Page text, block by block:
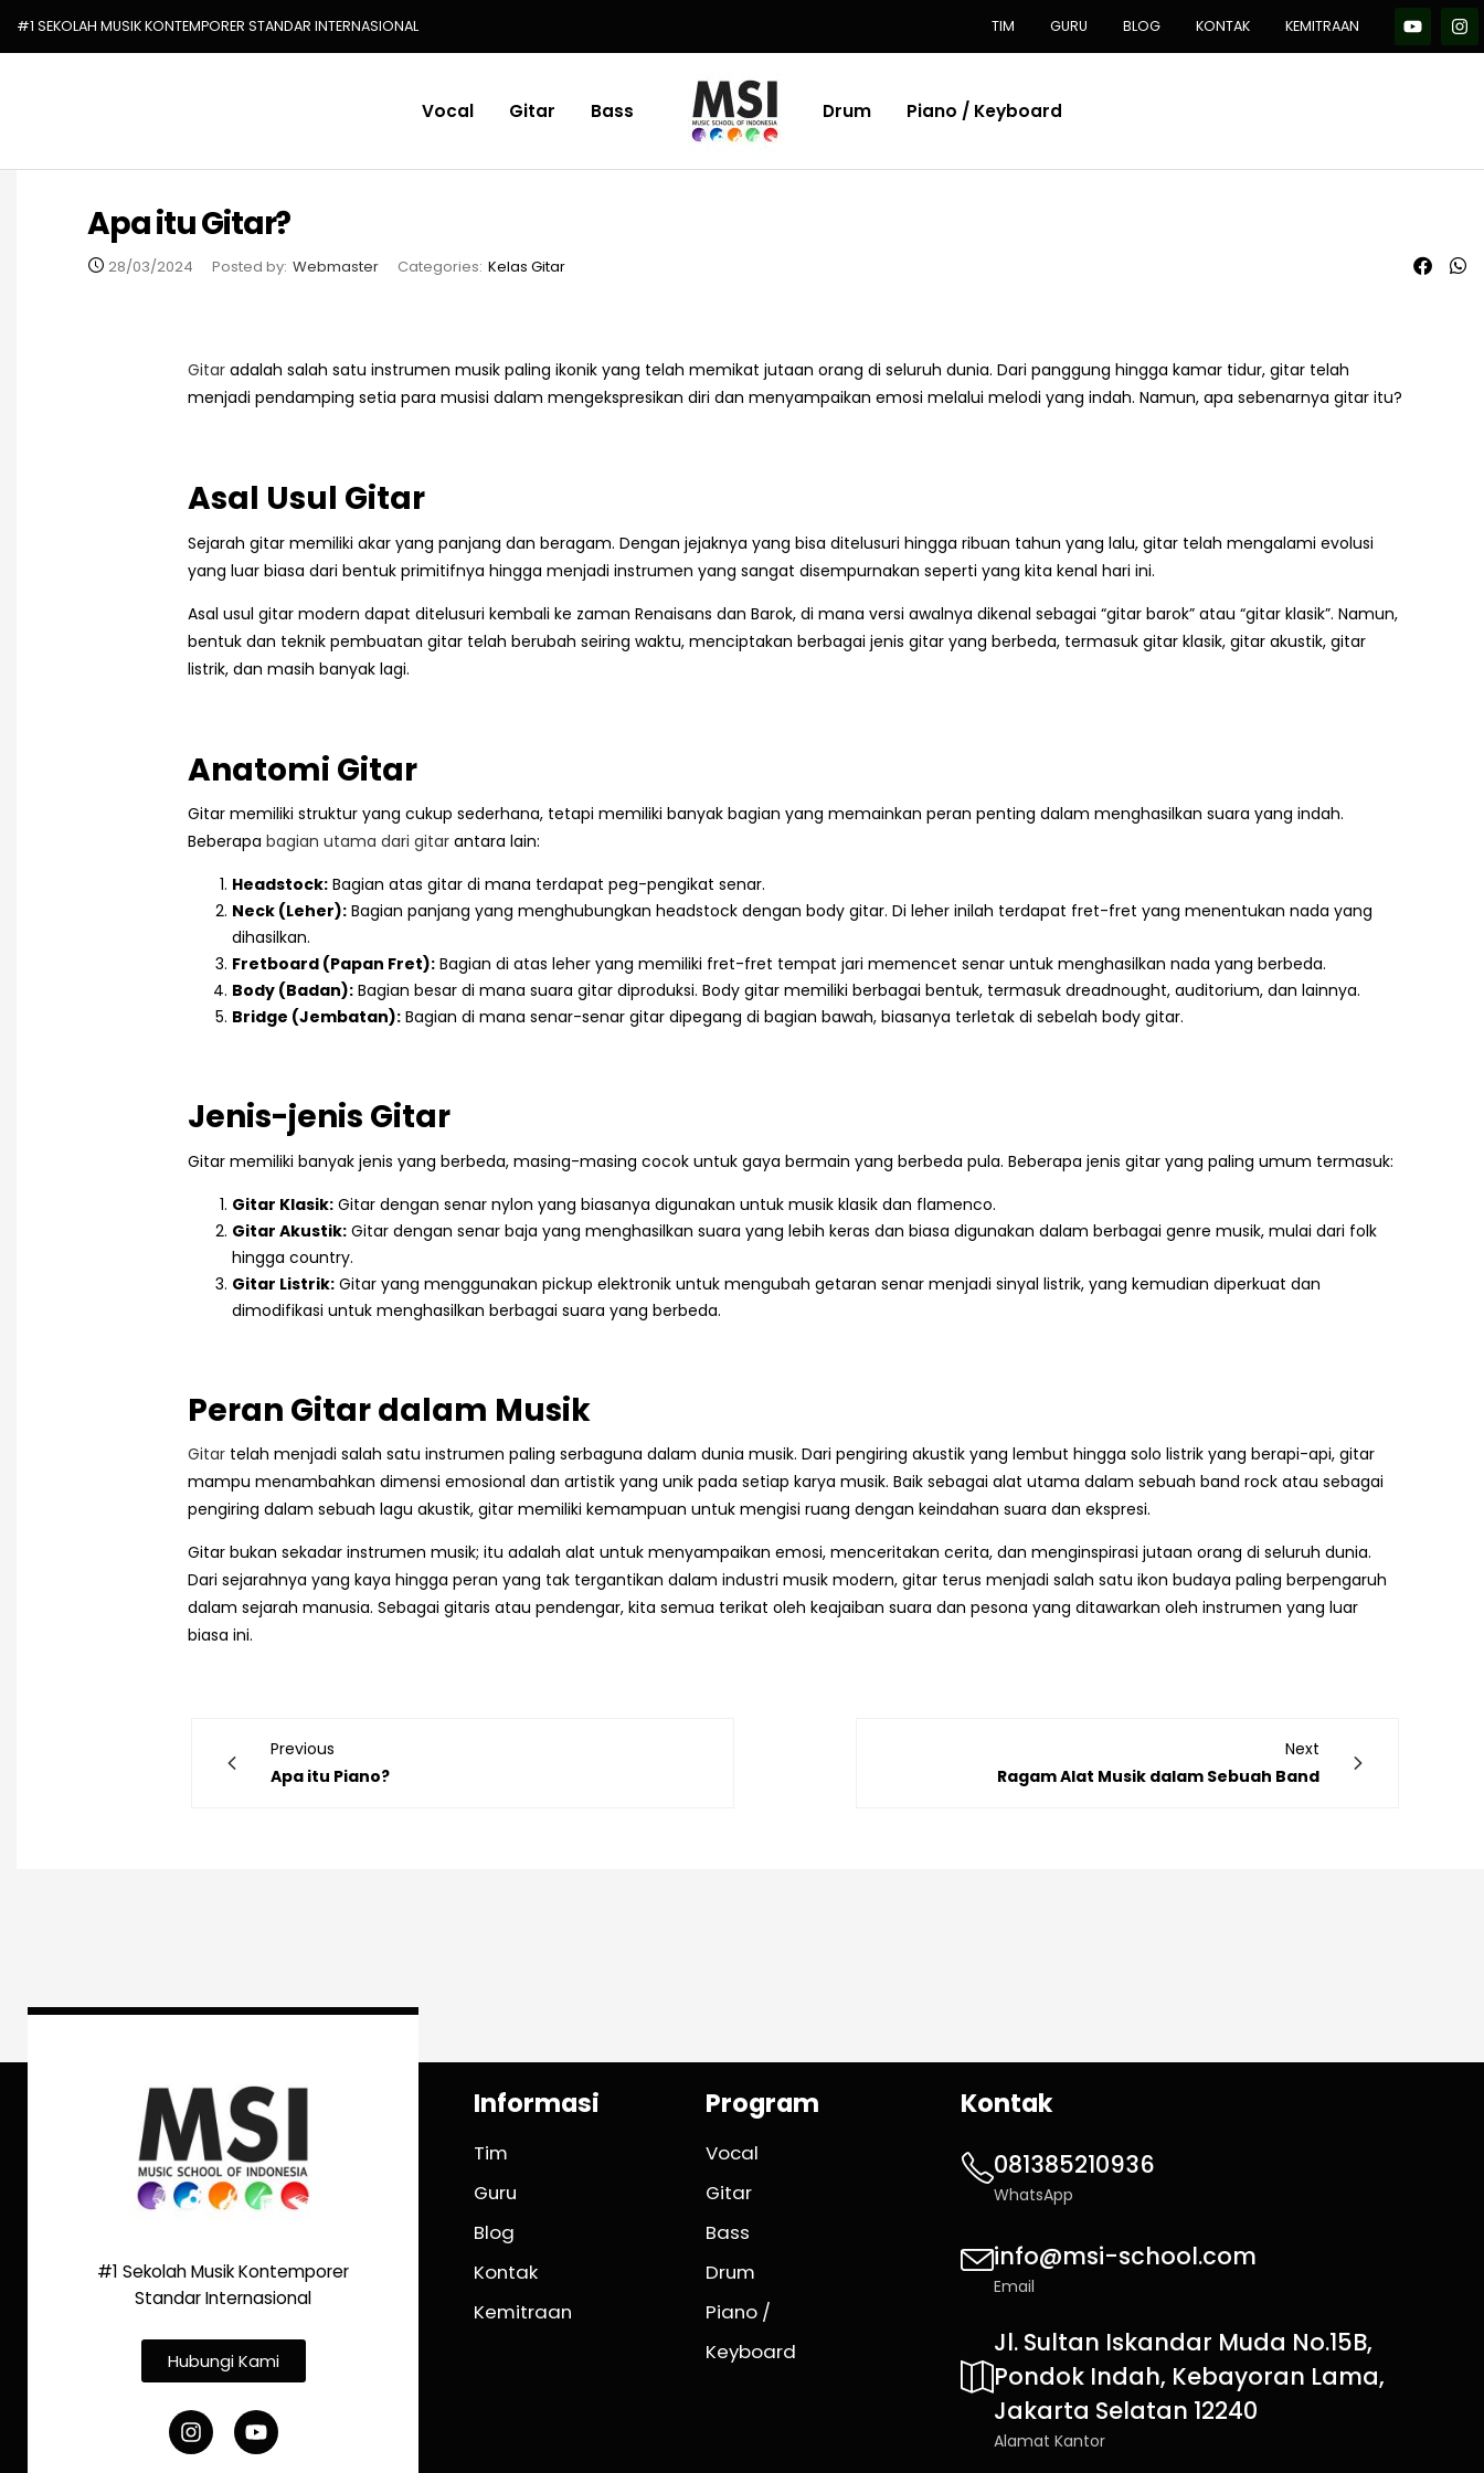
#1 SEKOLAH MUSIK KONTEMPORER STANDAR INTERNASIONAL TIM GURU BLOG KONTAK KEMITRAAN
Vocal Gitar Bass Drum Piano / Keyboard
Apa itu Gitar?
28/03/2024 Posted by: Webmaster Categories: Kelas Gitar
Gitar adalah salah satu instrumen musik paling ikonik yang telah memikat jutaan orang di seluruh dunia. Dari panggung hingga kamar tidur, gitar telah
menjadi pendamping setia para musisi dalam mengekspresikan diri dan menyampaikan emosi melalui melodi yang indah. Namun, apa sebenarnya gitar itu?
Asal Usul Gitar
Sejarah gitar memiliki akar yang panjang dan beragam. Dengan jejaknya yang bisa ditelusuri hingga ribuan tahun yang lalu, gitar telah mengalami evolusi
yang luar biasa dari bentuk primitifnya hingga menjadi instrumen yang sangat disempurnakan seperti yang kita kenal hari ini.
Asal usul gitar modern dapat ditelusuri kembali ke zaman Renaisans dan Barok, di mana versi awalnya dikenal sebagai “gitar barok” atau “gitar klasik”. Namun,
bentuk dan teknik pembuatan gitar telah berubah seiring waktu, menciptakan berbagai jenis gitar yang berbeda, termasuk gitar klasik, gitar akustik, gitar
listrik, dan masih banyak lagi.
Anatomi Gitar
Gitar memiliki struktur yang cukup sederhana, tetapi memiliki banyak bagian yang memainkan peran penting dalam menghasilkan suara yang indah.
Beberapa bagian utama dari gitar antara lain:
Headstock: Bagian atas gitar di mana terdapat peg-pengikat senar.
Neck (Leher): Bagian panjang yang menghubungkan headstock dengan body gitar. Di leher inilah terdapat fret-fret yang menentukan nada yang
dihasilkan.
Fretboard (Papan Fret): Bagian di atas leher yang memiliki fret-fret tempat jari memencet senar untuk menghasilkan nada yang berbeda.
Body (Badan): Bagian besar di mana suara gitar diproduksi. Body gitar memiliki berbagai bentuk, termasuk dreadnought, auditorium, dan lainnya.
Bridge (Jembatan): Bagian di mana senar-senar gitar dipegang di bagian bawah, biasanya terletak di sebelah body gitar.
Jenis-jenis Gitar
Gitar memiliki banyak jenis yang berbeda, masing-masing cocok untuk gaya bermain yang berbeda pula. Beberapa jenis gitar yang paling umum termasuk:
Gitar Klasik: Gitar dengan senar nylon yang biasanya digunakan untuk musik klasik dan flamenco.
Gitar Akustik: Gitar dengan senar baja yang menghasilkan suara yang lebih keras dan biasa digunakan dalam berbagai genre musik, mulai dari folk
hingga country.
Gitar Listrik: Gitar yang menggunakan pickup elektronik untuk mengubah getaran senar menjadi sinyal listrik, yang kemudian diperkuat dan
dimodifikasi untuk menghasilkan berbagai suara yang berbeda.
Peran Gitar dalam Musik
Gitar telah menjadi salah satu instrumen paling serbaguna dalam dunia musik. Dari pengiring akustik yang lembut hingga solo listrik yang berapi-api, gitar
mampu menambahkan dimensi emosional dan artistik yang unik pada setiap karya musik. Baik sebagai alat utama dalam sebuah band rock atau sebagai
pengiring dalam sebuah lagu akustik, gitar memiliki kemampuan untuk mengisi ruang dengan keindahan suara dan ekspresi.
Gitar bukan sekadar instrumen musik; itu adalah alat untuk menyampaikan emosi, menceritakan cerita, dan menginspirasi jutaan orang di seluruh dunia.
Dari sejarahnya yang kaya hingga peran yang tak tergantikan dalam industri musik modern, gitar terus menjadi salah satu ikon budaya paling berpengaruh
dalam sejarah manusia. Sebagai gitaris atau pendengar, kita semua terikat oleh keajaiban suara dan pesona yang ditawarkan oleh instrumen yang luar
biasa ini.
Previous
Apa itu Piano?
Next
Ragam Alat Musik dalam Sebuah Band
#1 Sekolah Musik Kontemporer
Standar Internasional
Hubungi Kami
Informasi
Tim
Guru
Blog
Kontak
Kemitraan
Program
Vocal
Gitar
Bass
Drum
Piano /
Keyboard
Kontak
081385210936
WhatsApp
info@msi-school.com
Email
Jl. Sultan Iskandar Muda No.15B,
Pondok Indah, Kebayoran Lama,
Jakarta Selatan 12240
Alamat Kantor